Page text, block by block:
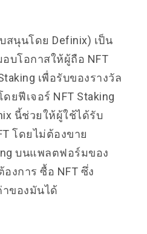
สนุนโดย Definix) เป็น
บโอกาสให้ผู้ถือ NFT
เพื่อรับของรางวัล
ยฟีเจอร์ NFT Staking
นี้ช่วยให้ผู้ใช้ได้รับ
โดยไม่ต้องขาย
บนแพลตฟอร์มของ
งการ ซื้อ NFT ซึ่ง
ของมันได้